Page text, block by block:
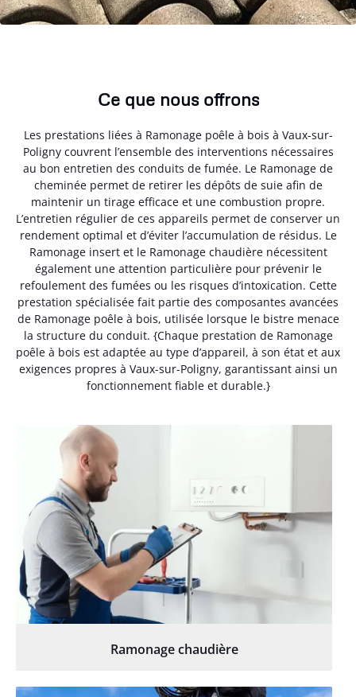
Ce que nous offrons
Les prestations liées à Ramonage poêle à bois à Vaux-sur-
Poligny couvrent l’ensemble des interventions nécessaires
au bon entretien des conduits de fumée. Le Ramonage de
cheminée permet de retirer les dépôts de suie afin de
maintenir un tirage efficace et une combustion propre.
L’entretien régulier de ces appareils permet de conserver un
rendement optimal et d’éviter l’accumulation de résidus. Le
Ramonage insert et le Ramonage chaudière nécessitent
également une attention particulière pour prévenir le
refoulement des fumées ou les risques d’intoxication. Cette
prestation spécialisée fait partie des composantes avancées
de Ramonage poêle à bois, utilisée lorsque le bistre menace
la structure du conduit. {Chaque prestation de Ramonage
poêle à bois est adaptée au type d’appareil, à son état et aux
exigences propres à Vaux-sur-Poligny, garantissant ainsi un
fonctionnement fiable et durable.}
Ramonage chaudière